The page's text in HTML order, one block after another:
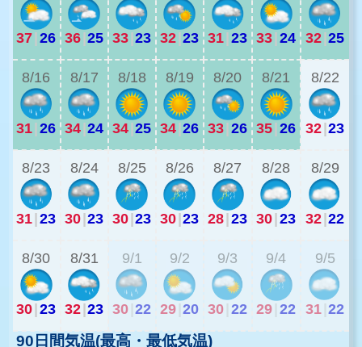
37|26 36|25 33|23 32|23 31|23 33|24 32|25
8/16
31|26
8/17
34|24
8/18
34|25
8/19
34|26
8/20
33|26
8/21
35|26
8/22
32|23
8/23
31|23
8/24
30|23
8/25
30|23
8/26
30|23
8/27
28|23
8/28
30|23
8/29
32|22
8/30
30|23
8/31
32|23
9/1
30 22
9/2
29 20
9/3
30 22
9/4
29 22
9/5
31 22
90日間気温(最高・最低気温)